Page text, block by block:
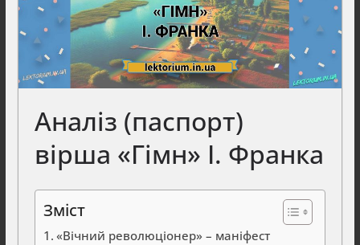
Аналіз (паспорт)
вірша «Гімн» І. Франка
Зміст
«Вічний революціонер» – маніфест